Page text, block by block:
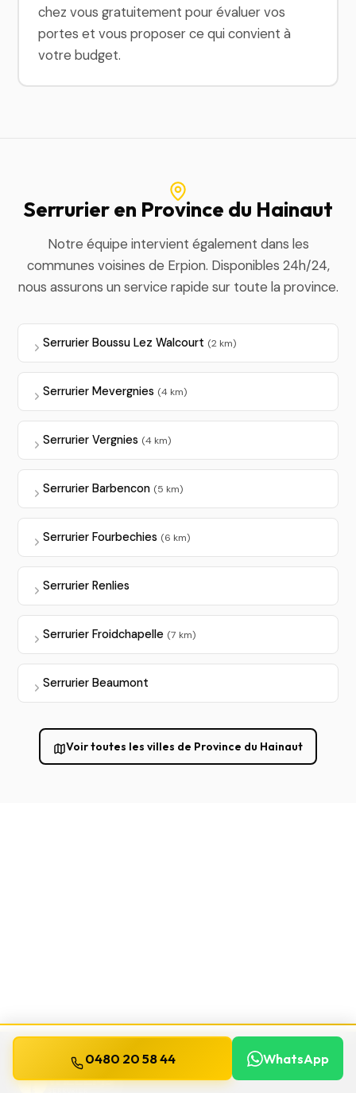
chez vous gratuitement pour évaluer vos
portes et vous proposer ce qui convient à
votre budget.
Serrurier en Province du Hainaut
Notre équipe intervient également dans les
communes voisines de Erpion. Disponibles 24h/24,
nous assurons un service rapide sur toute la province.
Serrurier Boussu Lez Walcourt (2 km)
Serrurier Mevergnies (4 km)
Serrurier Vergnies (4 km)
Serrurier Barbencon (5 km)
Serrurier Fourbechies (6 km)
Serrurier Renlies
Serrurier Froidchapelle (7 km)
Serrurier Beaumont
Voir toutes les villes de Province du Hainaut
WILLEMS
0480 20 58 44 WhatsApp